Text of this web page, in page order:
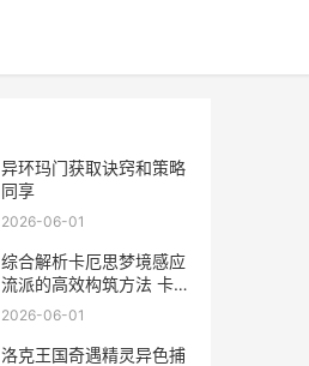
异环玛门获取诀窍和策略
同享
2026-06-01
综合解析卡厄思梦境感应
流派的高效构筑方法 卡斯
鲁厄
2026-06-01
洛克王国奇遇精灵异色捕